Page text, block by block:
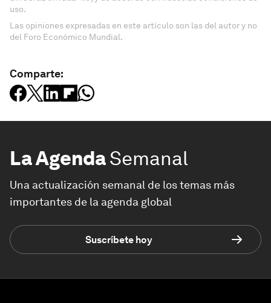
uso.
Las opiniones expresadas en este artículo son las del autor y no
del Foro Económico Mundial.
Comparte:
La AgendaSemanal
Una actualización semanal de los temas más
importantes de la agenda global
Suscríbete hoy